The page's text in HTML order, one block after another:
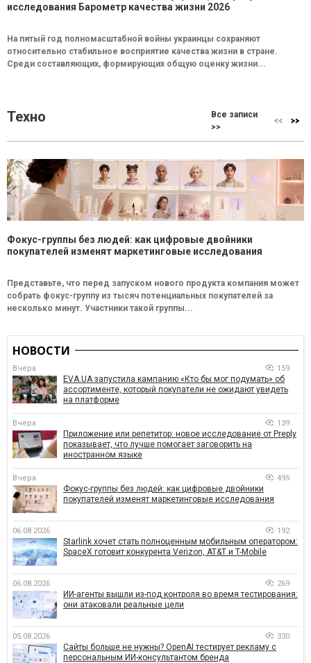
исследования Барометр качества жизни 2026
На пятый год полномасштабной войны украинцы сохраняют
относительно стабильное восприятие качества жизни в стране.
Среди составляющих, формирующих общую оценку жизни...
Техно
Все записи
>>
Фокус-группы без людей: как цифровые двойники
покупателей изменят маркетинговые исследования
Представьте, что перед запуском нового продукта компания может
собрать фокус-группу из тысяч потенциальных покупателей за
несколько минут. Участники такой группы...
НОВОСТИ
Вчера 159
EVA.UA запустила кампанию «Кто бы мог подумать» об
ассортименте, который покупатели не ожидают увидеть
на платформе
Вчера 139
Приложение или репетитор: новое исследование от Preply
показывает, что лучше помогает заговорить на
иностранном языке
Вчера 495
Фокус-группы без людей: как цифровые двойники
покупателей изменят маркетинговые исследования
06.08.2026 192
Starlink хочет стать полноценным мобильным оператором:
SpaceX готовит конкурента Verizon, AT&T и T-Mobile
06.08.2026 269
ИИ-агенты вышли из-под контроля во время тестирования:
они атаковали реальные цели
05.08.2026 330
Сайты больше не нужны? OpenAI тестирует рекламу с
персональным ИИ-консультантом бренда